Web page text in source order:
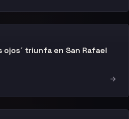
ojos´ triunfa en San Rafael
→